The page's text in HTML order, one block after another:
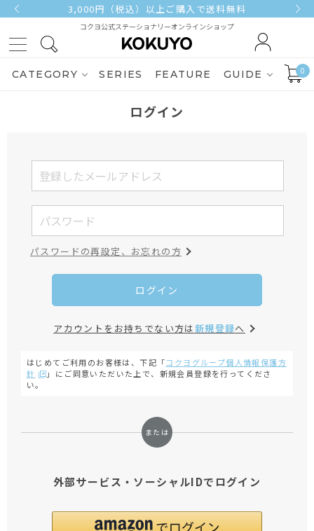
3,000円（税込）以上ご購入で送料無料
コクヨ公式ステーショナリーオンラインショップ
CATEGORY SERIES FEATURE GUIDE 0
ログイン
パスワードの再設定、お忘れの方
ログイン
アカウントをお持ちでない方は新規登録へ
はじめてご利用のお客様は、下記「コクヨグループ個人情報保護方
針
」にご同意いただいた上で、新規会員登録を行ってくださ
い。
外部サービス・ソーシャルIDでログイン